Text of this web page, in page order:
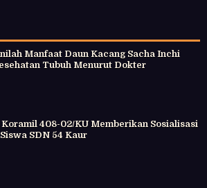
Manfaat Daun Kacang Sacha Inchi
Tubuh Menurut Dokter
Koramil 408-02/KU Memberikan Sosialisasi
SDN 54 Kaur